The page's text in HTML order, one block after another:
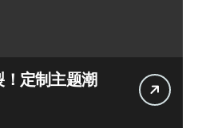
定制主题潮